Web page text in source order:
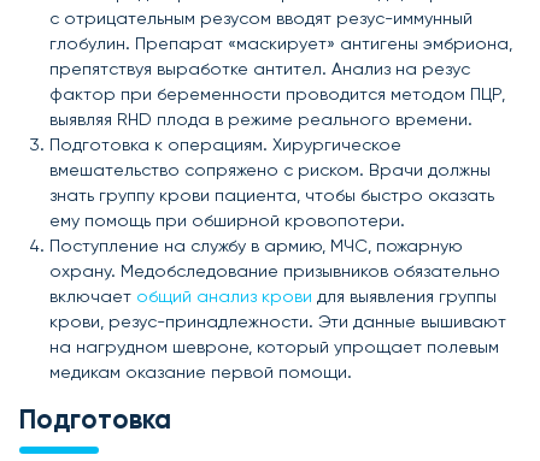
с отрицательным резусом вводят резус-иммунный
глобулин. Препарат «маскирует» антигены эмбриона,
препятствуя выработке антител. Анализ на резус
фактор при беременности проводится методом ПЦР,
выявляя RHD плода в режиме реального времени.
Подготовка к операциям. Хирургическое
вмешательство сопряжено с риском. Врачи должны
знать группу крови пациента, чтобы быстро оказать
ему помощь при обширной кровопотери.
Поступление на службу в армию, МЧС, пожарную
охрану. Медобследование призывников обязательно
включает общий анализ крови для выявления группы
крови, резус-принадлежности. Эти данные вышивают
на нагрудном шевроне, который упрощает полевым
медикам оказание первой помощи.
Подготовка